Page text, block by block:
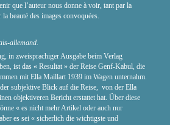
que l’auteur nous donne à voir, tant par la
beauté des images convoquées.
allemand.
in zweisprachiger Ausgabe beim Verlag
ist das « Resultat » der Reise Genf-Kabul, die
mit Ella Maillart 1939 im Wagen unternahm.
subjektive Blick auf die Reise, von der Ella
objektiveren Bericht erstattet hat. Über diese
« es nicht mehr Artikel oder auch nur
es sei « sicherlich die wichtigste und